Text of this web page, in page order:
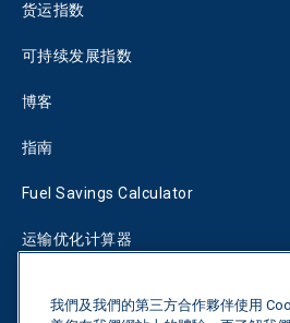
货运指数
可持续发展指数
博客
指南
Fuel Savings Calculator
运输优化计算器
我們及我們的第三方合作夥伴使用